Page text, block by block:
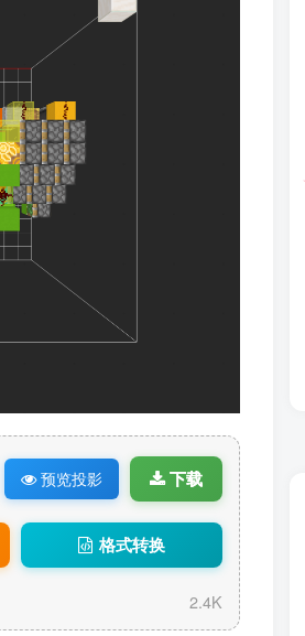
预览投影 下载
格式转换
2.4K